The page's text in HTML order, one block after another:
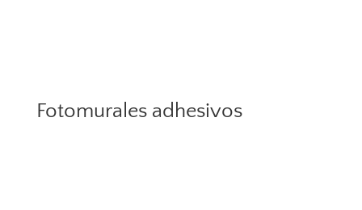
Fotomurales adhesivos